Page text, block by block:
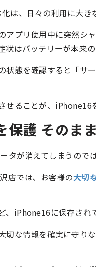
は、日々の利用に大き
アプリ使用中に突然シ
状はバッテリーが本来
状態を確認すると「サ
せることが、iPhone16
保護 そのま
タが消えてしまうので
店では、お客様の大切
、iPhone16に保存され
切な情報を確実に守り